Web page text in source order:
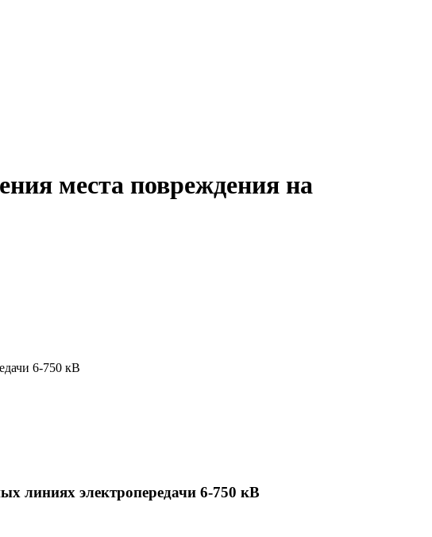
места повреждения на
6-750 кВ
линиях электропередачи 6-750 кВ